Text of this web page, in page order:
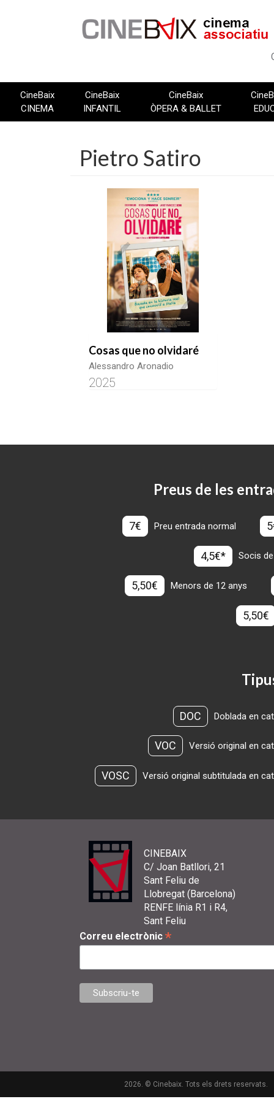
CineBaix
CINEMA
CineBaix
INFANTIL
CineBaix
ÒPERA & BALLET
Pietro Satiro
Cosas que no olvidaré
Alessandro Aronadio
2025
Preus de les
7€ Preu entrada normal
4,5€* Socis
5,50€ Menors de 12 anys
5,50€
DOC Doblada en
VOC Versió original en
VOSC Versió original subtitulada en
CINEBAIX
C/ Joan Batllori, 21
Sant Feliu de
Llobregat (Barcelona)
RENFE línia R1 i R4,
Sant Feliu
Correu electrònic *
2026. © Cinebaix. Tots els drets reservats.